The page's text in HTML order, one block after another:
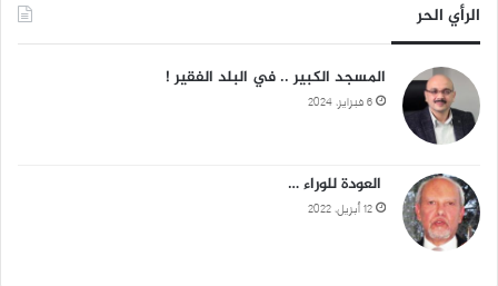
الرأي الحر
المسجد الكبير .. في البلد الفقير !
6 فبراير، 2024
العودة للوراء …
12 أبريل، 2022